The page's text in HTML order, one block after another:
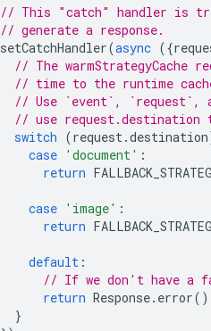
// This "catch" handler is
// generate a response.
setCatchHandler(async ({
// The warmStrategyCache
// time to the runtime
// Use `event`, `request`,
// use request.destination
switch (request.destination
case 'document' :
return
case 'image' :
return
default :
// If we don't have a
return Response. error
}